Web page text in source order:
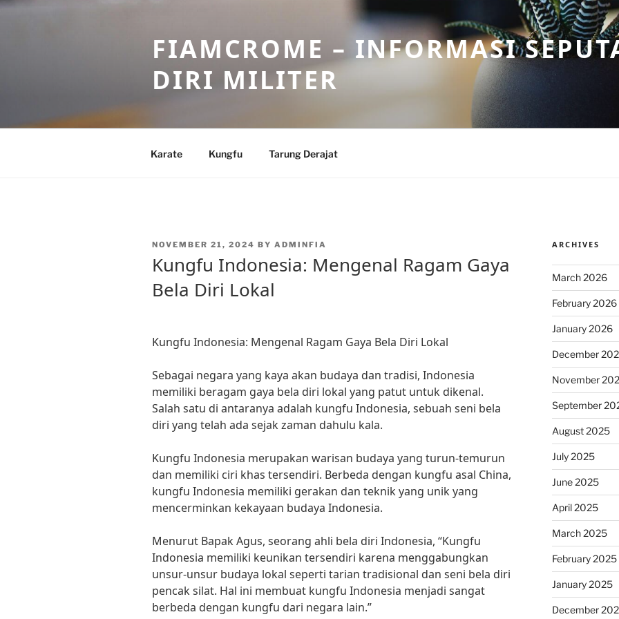
Skip
FIAMCROME – INFORMASI
DIRI MILITER
Karate Kungfu Tarung Derajat
POSTED
NOVEMBER 21, 2024 BY ADMINFIA
Kungfu Indonesia: Mengenal Ragam Gaya
Bela Diri Lokal
Kungfu Indonesia: Mengenal Ragam Gaya Bela Diri Lokal
Sebagai negara yang kaya akan budaya dan tradisi, Indonesia
memiliki beragam gaya bela diri lokal yang patut untuk dikenal.
Salah satu di antaranya adalah kungfu Indonesia, sebuah seni bela
diri yang telah ada sejak zaman dahulu kala.
Kungfu Indonesia merupakan warisan budaya yang turun-temurun
dan memiliki ciri khas tersendiri. Berbeda dengan kungfu asal China,
kungfu Indonesia memiliki gerakan dan teknik yang unik yang
mencerminkan kekayaan budaya Indonesia.
Menurut Bapak Agus, seorang ahli bela diri Indonesia, “Kungfu
Indonesia memiliki keunikan tersendiri karena menggabungkan
unsur-unsur budaya lokal seperti tarian tradisional dan seni bela diri
pencak silat. Hal ini membuat kungfu Indonesia menjadi sangat
berbeda dengan kungfu dari negara lain.”
ARCHIVES
March 2026
February 2026
January 2026
December
November
September
August 2025
July 2025
June 2025
April 2025
March 2025
February 2025
January 2025
December